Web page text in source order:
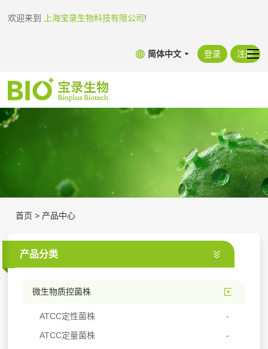
欢迎来到 上海宝录生物科技有限公司!
简体中文 登录 注册
首页 > 产品中心
产品分类
微生物质控菌株
ATCC定性菌株
ATCC定量菌株